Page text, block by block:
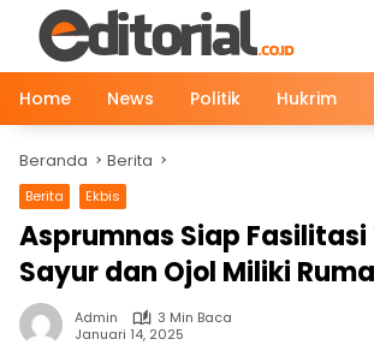
Langsung
konten
Home
News Politik Hukrim
Beranda Berita
Berita Ekbis
Asprumnas Siap
Sayur dan Ojol Miliki
Admin
3 Min Baca
Januari 14, 2025